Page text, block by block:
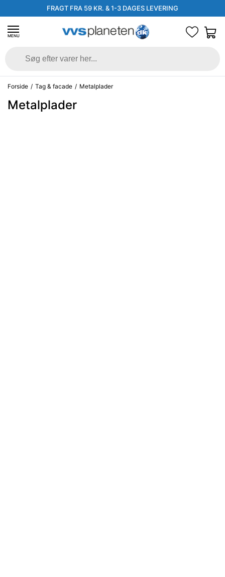
FRAGT FRA 59 KR. & 1-3 DAGES LEVERING
MENU
Forside / Tag & facade / Metalplader
Metalplader